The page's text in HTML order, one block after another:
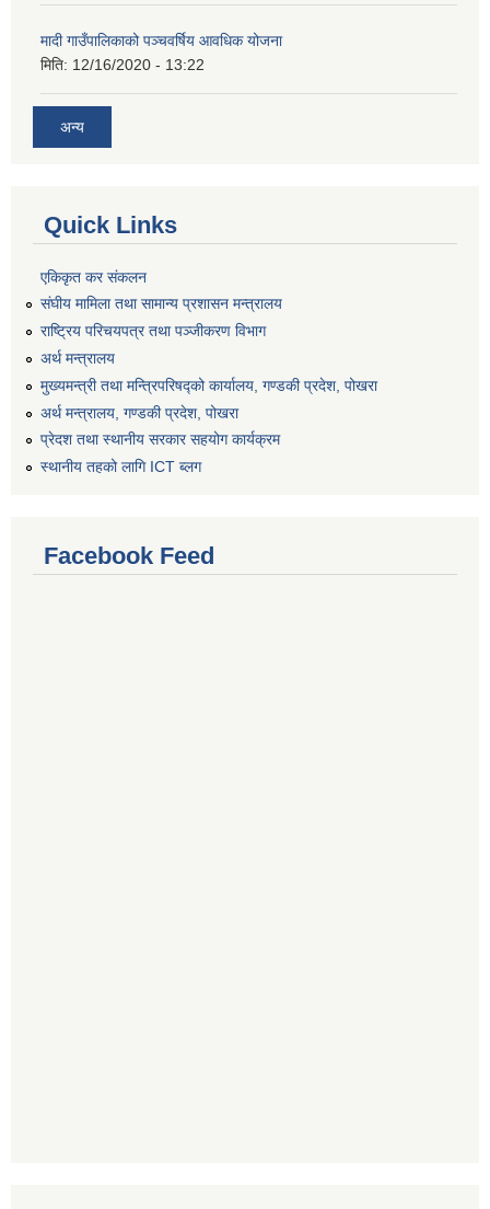
मादी गाउँपालिकाको पञ्चवर्षिय आवधिक योजना
मिति: 12/16/2020 - 13:22
अन्य
Quick Links
एकिकृत कर संकलन
संघीय मामिला तथा सामान्य प्रशासन मन्त्रालय
राष्ट्रिय परिचयपत्र तथा पञ्जीकरण विभाग
अर्थ मन्त्रालय
मुख्यमन्त्री तथा मन्त्रिपरिषद्को कार्यालय, गण्डकी प्रदेश, पोखरा
अर्थ मन्त्रालय, गण्डकी प्रदेश, पोखरा
प्रेदश तथा स्थानीय सरकार सहयोग कार्यक्रम
स्थानीय तहको लागि ICT ब्लग
Facebook Feed